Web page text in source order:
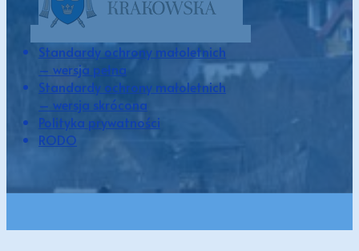
Standardy ochrony małoletnich
– wersja pełna
Standardy ochrony małoletnich
– wersja skrócona
Polityka prywatności
RODO